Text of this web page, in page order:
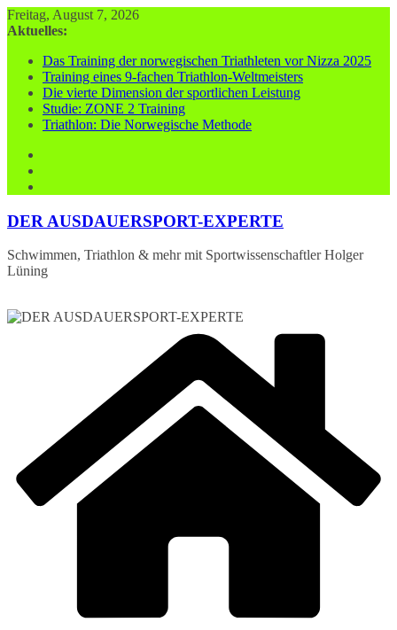
Zum
Inhalt
Freitag, August 7, 2026
Aktuelles:
Das Training der norwegischen Triathleten vor Nizza 2025
Training eines 9-fachen Triathlon-Weltmeisters
Die vierte Dimension der sportlichen Leistung
Studie: ZONE 2 Training
Triathlon: Die Norwegische Methode
DER AUSDAUERSPORT-EXPERTE
Schwimmen, Triathlon & mehr mit Sportwissenschaftler Holger
Lüning